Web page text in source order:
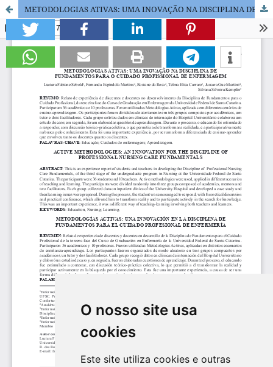
O nosso site usa
cookies
Este site utiliza cookies e outras
METODOLOGIAS ATIVAS: UMA INOVAÇÃO NA DISCIPLINA DE FUNDAMENTOS PARA O CUIDADO PROFISSIONAL DE ENFERMAGEM